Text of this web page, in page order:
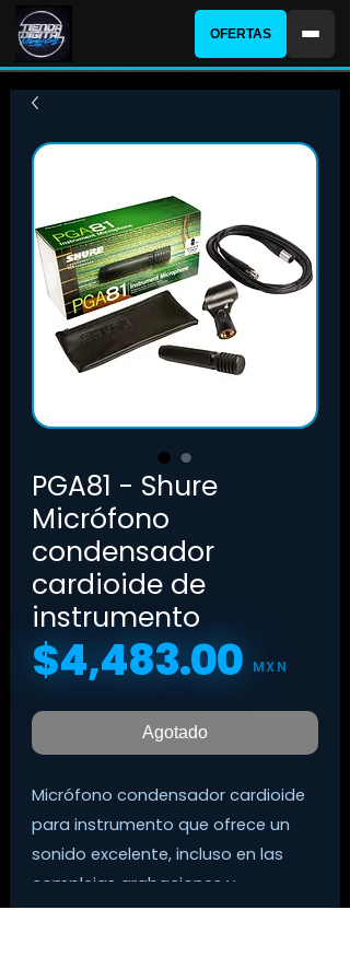
OFERTAS
PGA81 - Shure
Micrófono
condensador
cardioide de
instrumento
$4,483.00 MXN
Agotado
Micrófono condensador cardioide
para instrumento que ofrece un
sonido excelente, incluso en las
complejas grabaciones y
actuaciones con instrumentos